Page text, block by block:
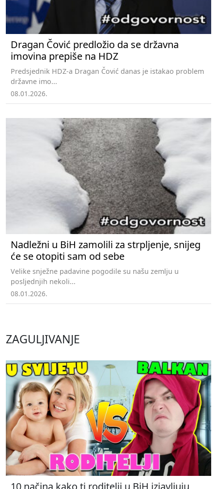
Dragan Čović predložio da se državna
imovina prepiše na HDZ
Predsjednik HDZ-a Dragan Čović danas je istakao problem
državne imo...
08.01.2026.
Nadležni u BiH zamolili za strpljenje, snijeg
će se otopiti sam od sebe
Velike snježne padavine pogodile su našu zemlju u
posljednjih nekoli...
08.01.2026.
ZAGULJIVANJE